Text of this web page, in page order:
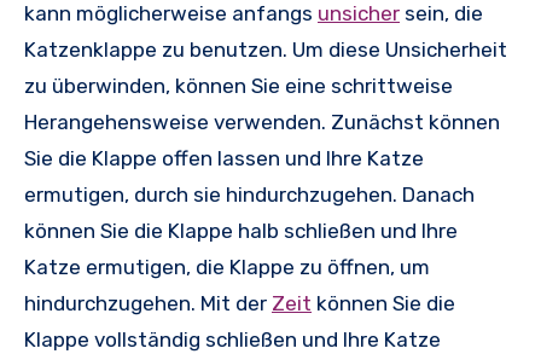
kann möglicherweise anfangs unsicher sein, die
Katzenklappe zu benutzen. Um diese Unsicherheit
zu überwinden, können Sie eine schrittweise
Herangehensweise verwenden. Zunächst können
Sie die Klappe offen lassen und Ihre Katze
ermutigen, durch sie hindurchzugehen. Danach
können Sie die Klappe halb schließen und Ihre
Katze ermutigen, die Klappe zu öffnen, um
hindurchzugehen. Mit der Zeit können Sie die
Klappe vollständig schließen und Ihre Katze